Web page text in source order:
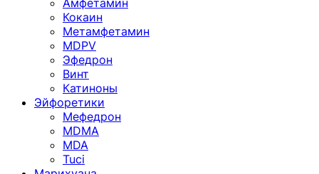
Амфетамин
Кокаин
Метамфетамин
MDPV
Эфедрон
Винт
Катиноны
Эйфоретики
Мефедрон
MDMA
MDA
Tuci